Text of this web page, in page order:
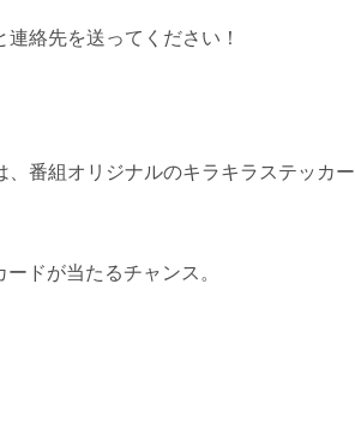
絡先を送ってください！
番組オリジナルのキラキラステッカー
ドが当たるチャンス。